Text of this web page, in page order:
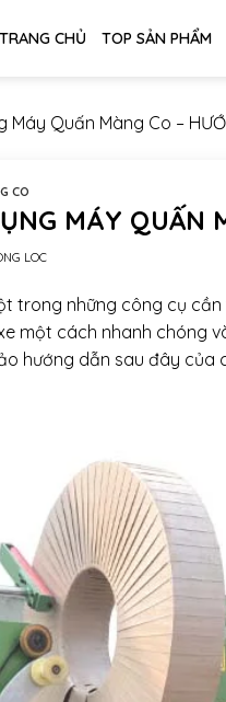
TRANG CHỦ TOP SẢN PHẨM
Máy Quấn Màng Co –
CO
MÁY QUẤN
LOC
trong những công cụ
một cách nhanh chóng
hướng dẫn sau đây của